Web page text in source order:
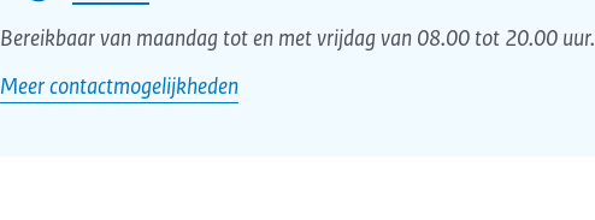
Bereikbaar van maandag tot en met vrijdag van 08.00 tot 20.00 uur.
Meer contactmogelijkheden